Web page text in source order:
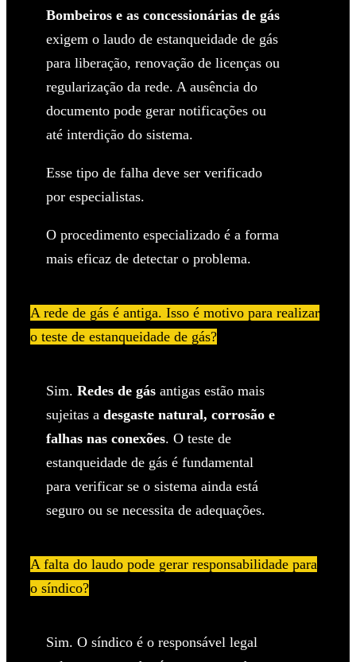
Bombeiros e as concessionárias de gás
exigem o laudo de estanqueidade de gás
para liberação, renovação de licenças ou
regularização da rede. A ausência do
documento pode gerar notificações ou
até interdição do sistema.
Esse tipo de falha deve ser verificado
por especialistas.
O procedimento especializado é a forma
mais eficaz de detectar o problema.
A rede de gás é antiga. Isso é motivo para realizar
o teste de estanqueidade de gás?
Sim. Redes de gás antigas estão mais
sujeitas a desgaste natural, corrosão e
falhas nas conexões. O teste de
estanqueidade de gás é fundamental
para verificar se o sistema ainda está
seguro ou se necessita de adequações.
A falta do laudo pode gerar responsabilidade para
o síndico?
Sim. O síndico é o responsável legal